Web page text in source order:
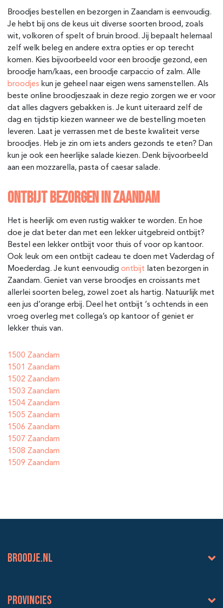
Broodjes bestellen en bezorgen in Zaandam is eenvoudig.
Je hebt bij ons de keus uit diverse soorten brood, zoals
wit, volkoren of spelt of bruin brood. Jij bepaalt helemaal
zelf welk beleg en andere extra opties er op terecht
komen. Kies bijvoorbeeld voor een broodje gezond, een
broodje ham/kaas, een broodje carpaccio of zalm. Alle
broodjes kun je geheel naar eigen wens samenstellen. Als
beste online broodjeszaak in deze regio zorgen we er voor
dat alles dagvers gebakken is. Je kunt uiteraard zelf de
dag en tijdstip kiezen wanneer we de bestelling moeten
leveren. Laat je verrassen met de beste kwaliteit verse
broodjes. Heb je zin om iets anders gezonds te eten? Dan
kun je ook een heerlijke salade kiezen. Denk bijvoorbeeld
aan een mozzarella, pasta of caesar salade.
ONTBIJT BEZORGEN IN ZAANDAM
Het is heerlijk om even rustig wakker te worden. En hoe
doe je dat beter dan met een lekker uitgebreid ontbijt?
Bestel een lekker ontbijt voor thuis of voor op kantoor.
Ook leuk om een ontbijt cadeau te doen met Vaderdag of
Moederdag. Je kunt eenvoudig ontbijt laten bezorgen in
Zaandam. Geniet van verse broodjes en croissants met
allerlei soorten beleg, zowel zoet als hartig. Natuurlijk met
een jus d’orange erbij. Deel het ontbijt ‘s ochtends in een
vroeg overleg met collega’s op kantoor of geniet er
lekker thuis van.
1500 Zaandam
1501 Zaandam
1502 Zaandam
1503 Zaandam
1504 Zaandam
1505 Zaandam
1506 Zaandam
1507 Zaandam
1508 Zaandam
1509 Zaandam
BROODJE.NL
Provincies